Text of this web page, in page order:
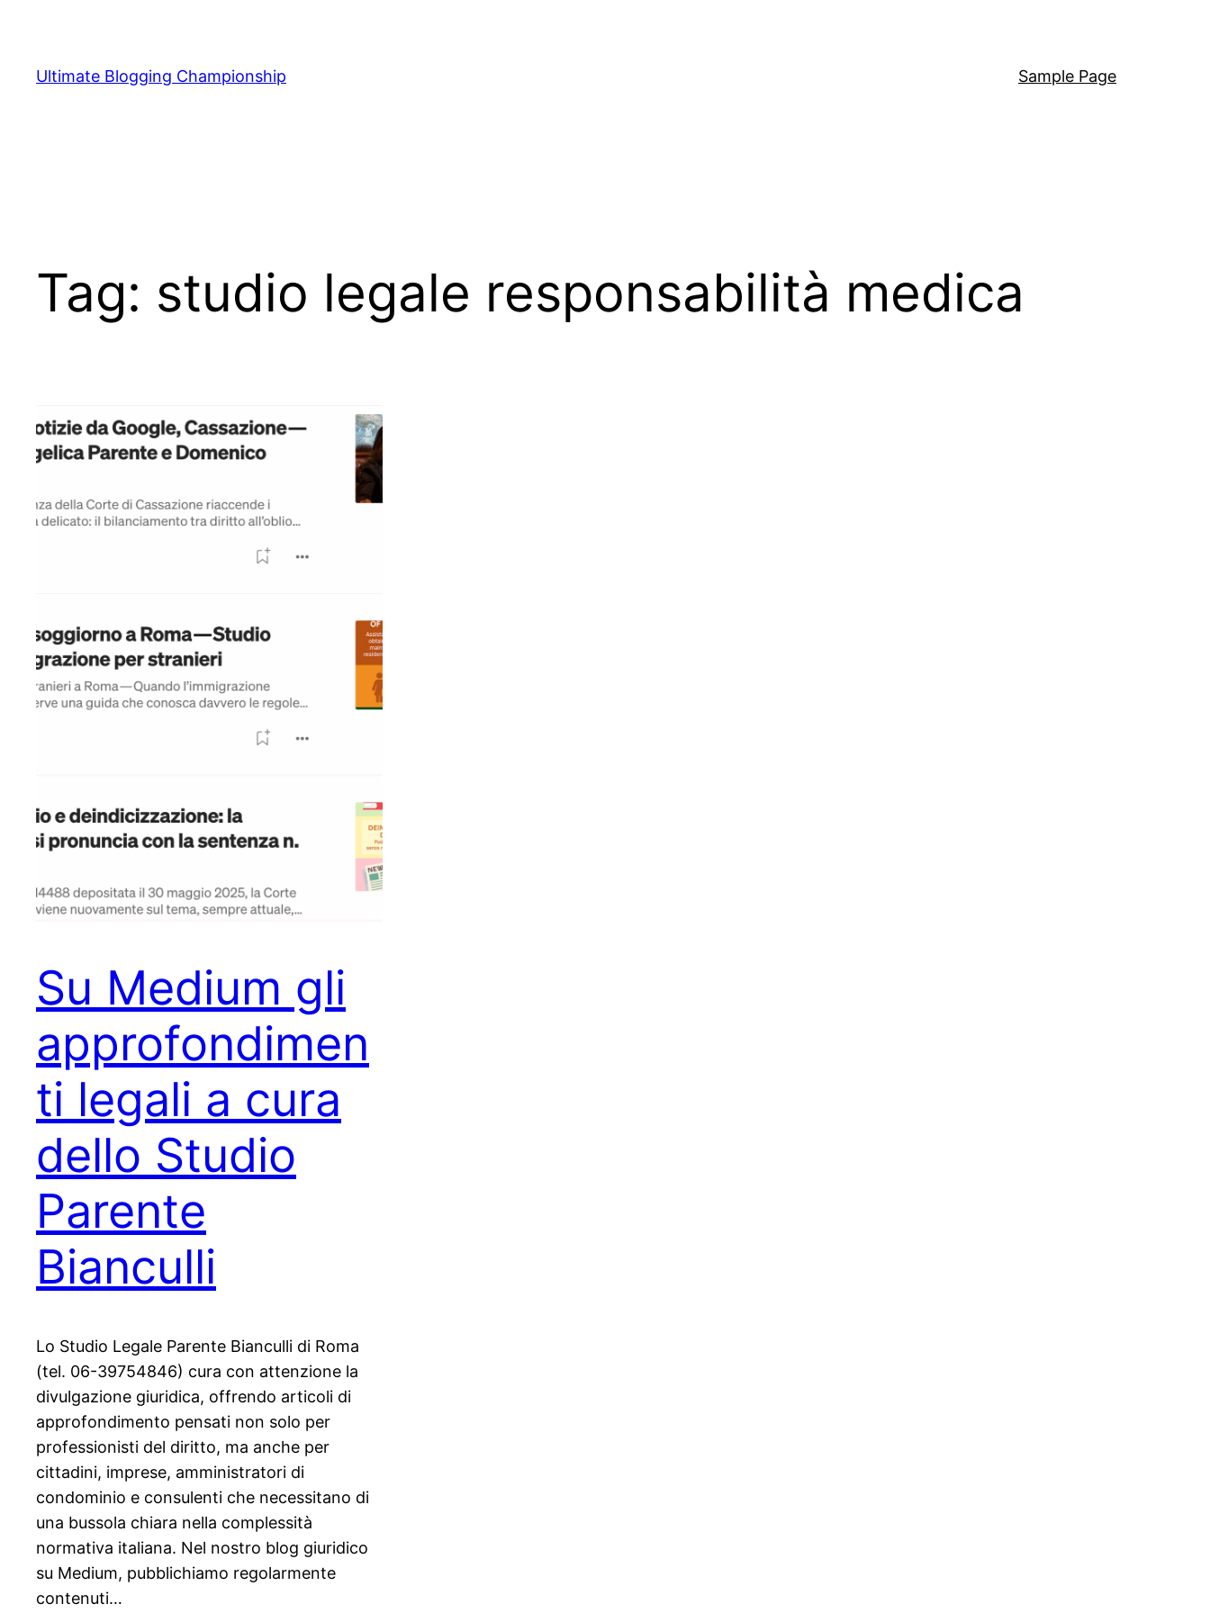
contenuto
Ultimate Blogging Championship Sample Page
Tag: studio legale responsabilità medica
Su Medium gli
approfondimen
ti legali a cura
dello Studio
Parente
Bianculli
Lo Studio Legale Parente Bianculli di Roma
(tel. 06-39754846) cura con attenzione la
divulgazione giuridica, offrendo articoli di
approfondimento pensati non solo per
professionisti del diritto, ma anche per
cittadini, imprese, amministratori di
condominio e consulenti che necessitano di
una bussola chiara nella complessità
normativa italiana. Nel nostro blog giuridico
su Medium, pubblichiamo regolarmente
contenuti…